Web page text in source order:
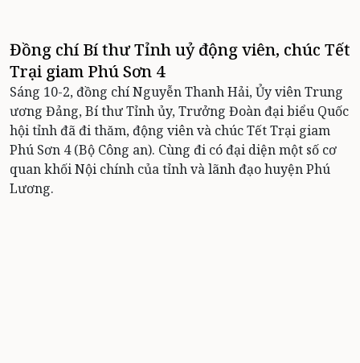
Đồng chí Bí thư Tỉnh uỷ động viên, chúc Tết
Trại giam Phú Sơn 4
Sáng 10-2, đồng chí Nguyễn Thanh Hải, Ủy viên Trung
ương Đảng, Bí thư Tỉnh ủy, Trưởng Đoàn đại biểu Quốc
hội tỉnh đã đi thăm, động viên và chúc Tết Trại giam
Phú Sơn 4 (Bộ Công an). Cùng đi có đại diện một số cơ
quan khối Nội chính của tỉnh và lãnh đạo huyện Phú
Lương.